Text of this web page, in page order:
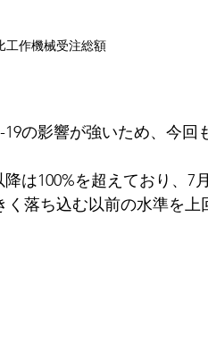
工作機械受注総額
の影響が強いため、今回
は100%を超えており、7
く落ち込む以前の水準を上